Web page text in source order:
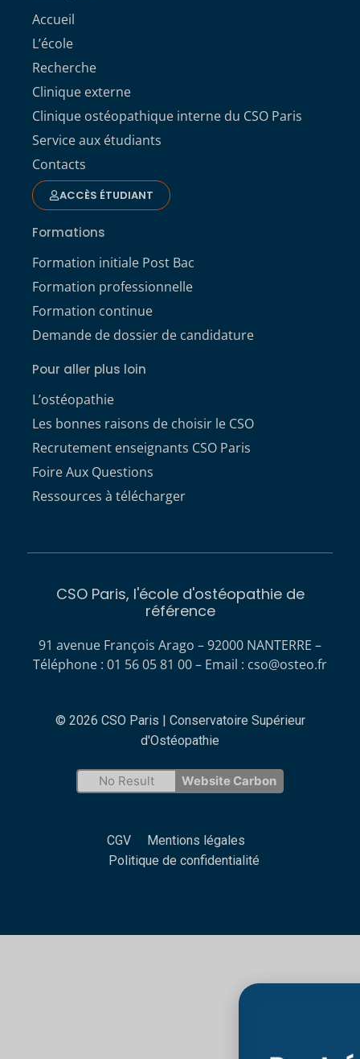
Accueil
L’école
Recherche
Clinique externe
Clinique ostéopathique interne du CSO Paris
Service aux étudiants
Contacts
ACCÈS ÉTUDIANT
Formations
Formation initiale Post Bac
Formation professionnelle
Formation continue
Demande de dossier de candidature
Pour aller plus loin
L’ostéopathie
Les bonnes raisons de choisir le CSO
Recrutement enseignants CSO Paris
Foire Aux Questions
Ressources à télécharger
CSO Paris, l'école d'ostéopathie de
référence
91 avenue François Arago – 92000 NANTERRE –
Téléphone : 01 56 05 81 00 – Email : cso@osteo.fr
© 2026 CSO Paris | Conservatoire Supérieur
d'Ostéopathie
No Result Website Carbon
CGV
Mentions légales
Politique de confidentialité